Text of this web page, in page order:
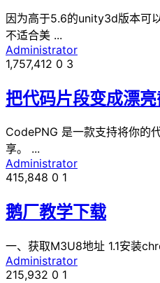
因为高于5.6的unity3d版本可
不适合美 ...
Administrator
1,757,412 0 3
把代码片段变成漂
CodePNG 是一款支持将你的
享。 ...
Administrator
415,848 0 1
鹅厂教学下载
一、获取M3U8地址 1.1安装
Administrator
215,932 0 1